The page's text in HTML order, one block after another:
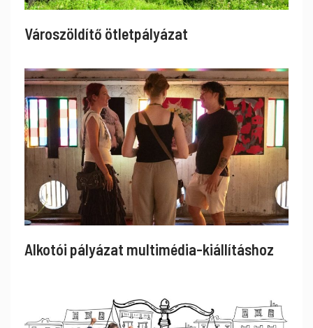
Városzöldítő ötletpályázat
Alkotói pályázat multimédia-kiállításhoz